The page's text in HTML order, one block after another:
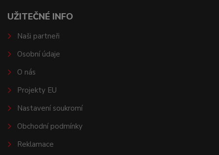
UŽITEČNÉ INFO
Naši partneři
Osobní údaje
O nás
Projekty EU
Nastavení soukromí
Obchodní podmínky
Reklamace